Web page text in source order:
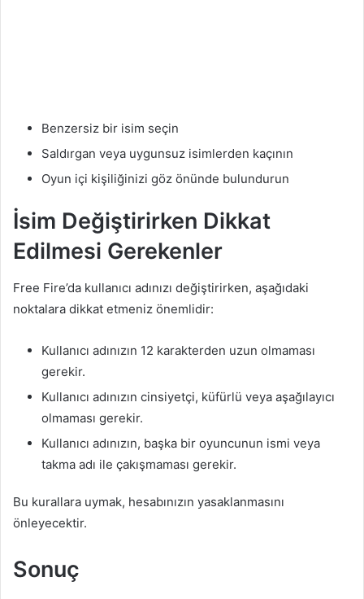
Benzersiz bir isim seçin
Saldırgan veya uygunsuz isimlerden kaçının
Oyun içi kişiliğinizi göz önünde bulundurun
İsim Değiştirirken Dikkat
Edilmesi Gerekenler
Free Fire’da kullanıcı adınızı değiştirirken, aşağıdaki
noktalara dikkat etmeniz önemlidir:
Kullanıcı adınızın 12 karakterden uzun olmaması
gerekir.
Kullanıcı adınızın cinsiyetçi, küfürlü veya aşağılayıcı
olmaması gerekir.
Kullanıcı adınızın, başka bir oyuncunun ismi veya
takma adı ile çakışmaması gerekir.
Bu kurallara uymak, hesabınızın yasaklanmasını
önleyecektir.
Sonuç